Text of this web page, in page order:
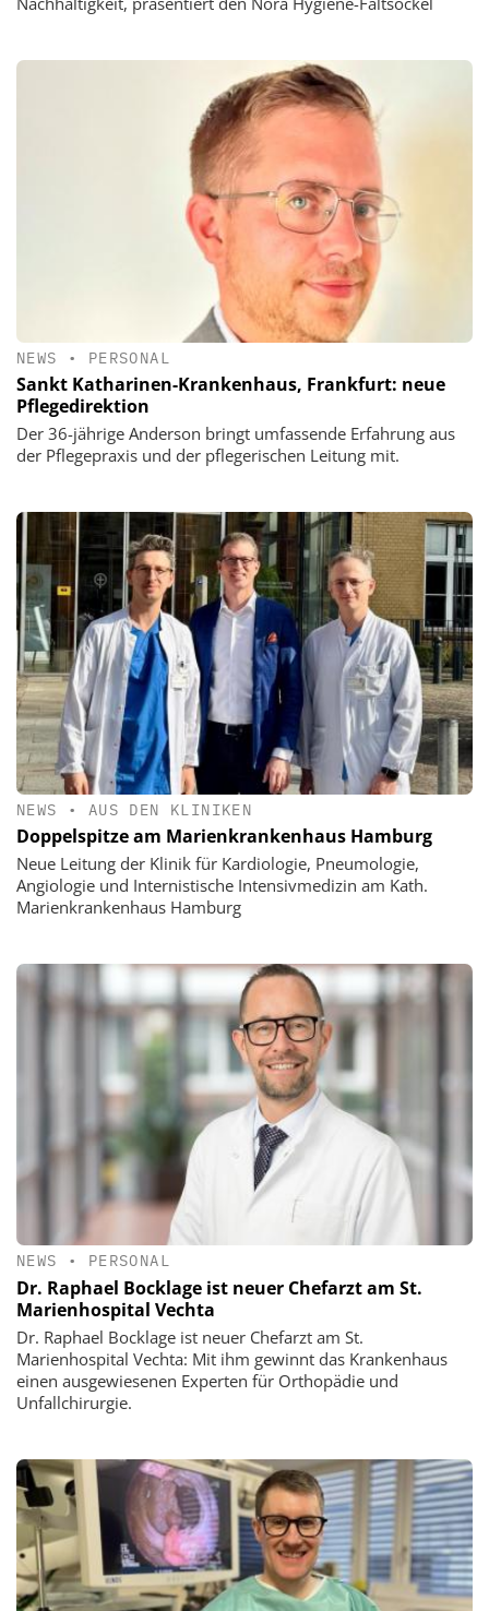
NEWS • PERSONAL
Sankt Katharinen-Krankenhaus, Frankfurt: neue
Pflegedirektion
Der 36-jährige Anderson bringt umfassende Erfahrung aus
der Pflegepraxis und der pflegerischen Leitung mit.
NEWS • AUS DEN KLINIKEN
Doppelspitze am Marienkrankenhaus Hamburg
Neue Leitung der Klinik für Kardiologie, Pneumologie,
Angiologie und Internistische Intensivmedizin am Kath.
Marienkrankenhaus Hamburg
NEWS • PERSONAL
Dr. Raphael Bocklage ist neuer Chefarzt am St.
Marienhospital Vechta
Dr. Raphael Bocklage ist neuer Chefarzt am St.
Marienhospital Vechta: Mit ihm gewinnt das Krankenhaus
einen ausgewiesenen Experten für Orthopädie und
Unfallchirurgie.